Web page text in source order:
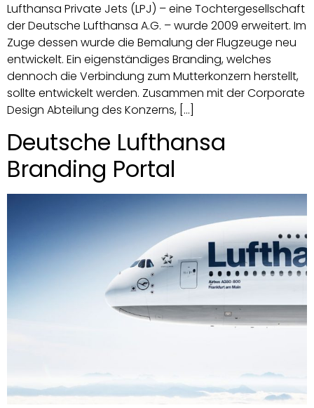
Lufthansa Private Jets (LPJ) – eine Tochtergesellschaft
der Deutsche Lufthansa A.G. – wurde 2009 erweitert. Im
Zuge dessen wurde die Bemalung der Flugzeuge neu
entwickelt. Ein eigenständiges Branding, welches
dennoch die Verbindung zum Mutterkonzern herstellt,
sollte entwickelt werden. Zusammen mit der Corporate
Design Abteilung des Konzerns, […]
Deutsche Lufthansa
Branding Portal